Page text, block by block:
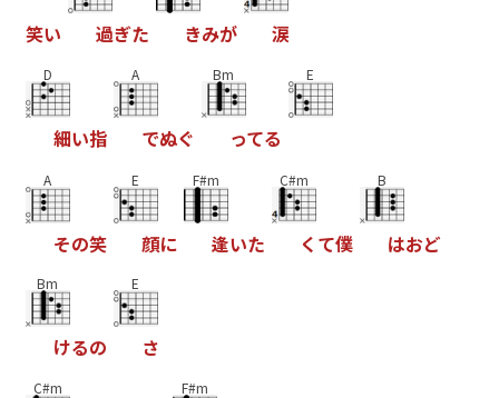
笑い 過ぎた きみが 涙
D
細い指
A
でぬぐ
Bm
ってる
E
A
その笑
E
顔に
F#m
逢いた
C#m
く て僕
B
はおど
Bm
けるの
E
さ
C#m F#m